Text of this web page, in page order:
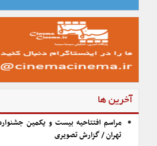
آخرین ها
مراسم افتتاحیه بیست و یکمین
تهران / گزارش تصویری